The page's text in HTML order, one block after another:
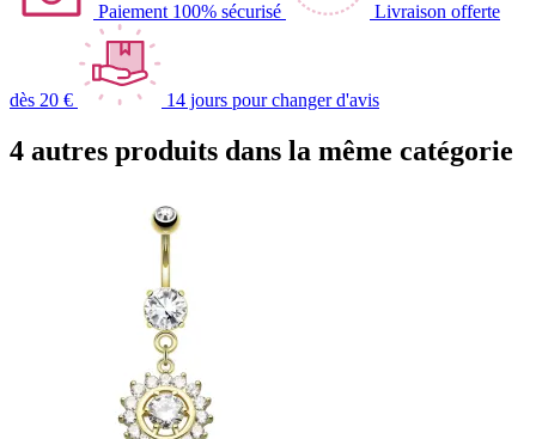
Paiement 100% sécurisé Livraison offerte
dès 20 € 14 jours pour changer d'avis
4 autres produits dans la même catégorie